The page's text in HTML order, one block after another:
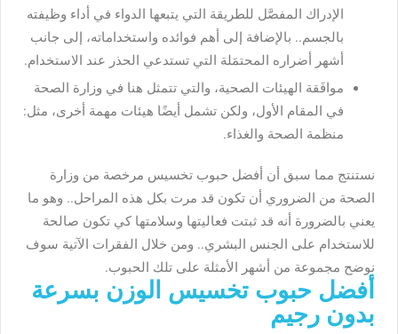
الإدراك المفصَّل للطريقة التي يتبعها الدواء في أداء وظيفته
بالجسم.. بالإضافة إلى أهم فوائده واستخداماته، إلى جانب
أشهر أضراره المحتمَلة التي تستدعي الحذر عند الاستخدام.
موافَقة الهيئات الصحية، والتي تتمثل هنا في وزارة الصحة
في المقام الأول، ولكن تشمل أيضًا هيئات مهمة أخرى، مثل:
منظمة الصحة والغذاء.
نستنتج مما سبق أن أفضل حبوب تخسيس مرخصة من وزارة
الصحة من الضروري أن تكون قد مرت بكل هذه المراحل.. وهو ما
يعني بالضرورة أنه قد ثبتت فعاليتها وسلامتها كي تكون صالحة
للاستخدام على الجنس البشري.. ومن خلال الفقرات الآتية سوف
نوضح مجموعة من أشهر الأمثلة على تلك الحبوب.
أفضل حبوب تخسيس الوزن بسرعة
بدون رجيم